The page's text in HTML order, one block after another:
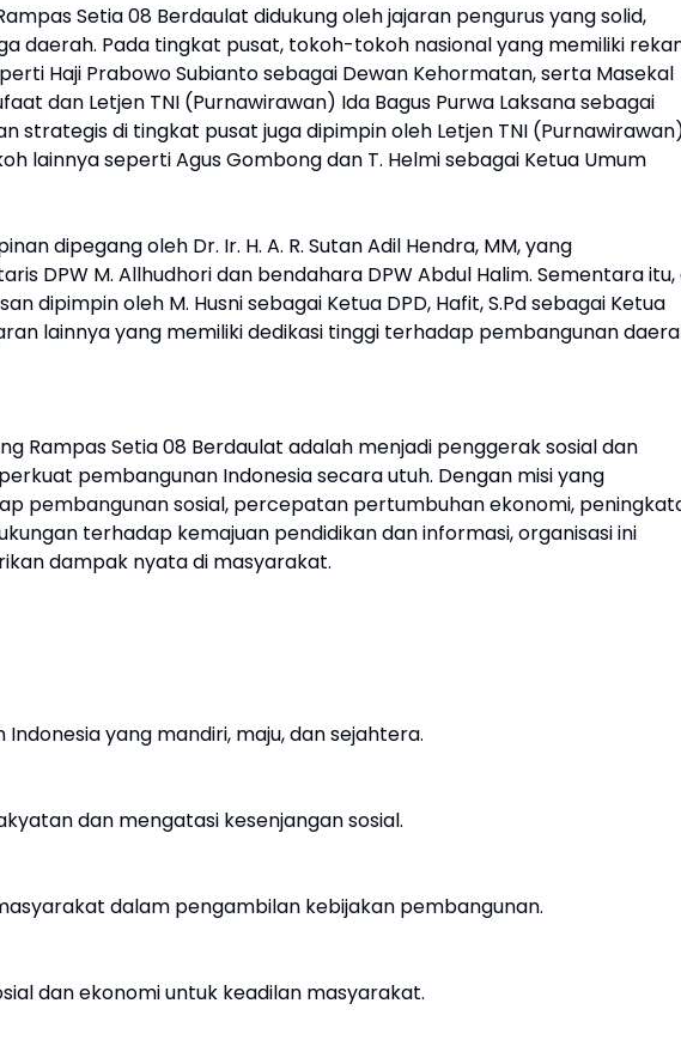
Setia 08 Berdaulat didukung oleh jajaran pengurus yang solid,
daerah. Pada tingkat pusat, tokoh-tokoh nasional yang memiliki
Haji Prabowo Subianto sebagai Dewan Kehormatan, serta Masekal
dan Letjen TNI (Purnawirawan) Ida Bagus Purwa Laksana sebagai
strategis di tingkat pusat juga dipimpin oleh Letjen TNI
lainnya seperti Agus Gombong dan T. Helmi sebagai Ketua Umum
dipegang oleh Dr. Ir. H. A. R. Sutan Adil Hendra, MM, yang
DPW M. Allhudhori dan bendahara DPW Abdul Halim. Sementara itu,
dipimpin oleh M. Husni sebagai Ketua DPD, Hafit, S.Pd sebagai Ketua
lainnya yang memiliki dedikasi tinggi terhadap pembangunan
Rampas Setia 08 Berdaulat adalah menjadi penggerak sosial dan
pembangunan Indonesia secara utuh. Dengan misi yang
pembangunan sosial, percepatan pertumbuhan ekonomi,
terhadap kemajuan pendidikan dan informasi, organisasi ini
dampak nyata di masyarakat.
Indonesia yang mandiri, maju, dan sejahtera.
dan mengatasi kesenjangan sosial.
dalam pengambilan kebijakan pembangunan.
dan ekonomi untuk keadilan masyarakat.